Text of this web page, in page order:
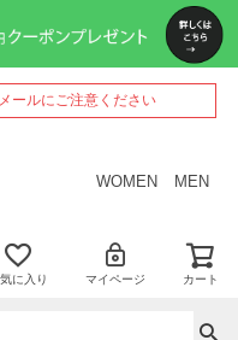
ールにご注意ください
WOMEN MEN
に入り マイページ カート
ペー
ジト
ップ
へ